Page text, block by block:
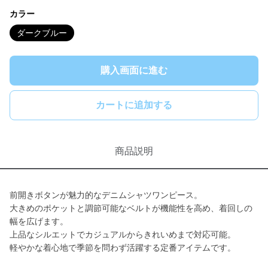
カラー
ダークブルー
購入画面に進む
カートに追加する
商品説明
前開きボタンが魅力的なデニムシャツワンピース。
大きめのポケットと調節可能なベルトが機能性を高め、着回しの
幅を広げます。
上品なシルエットでカジュアルからきれいめまで対応可能。
軽やかな着心地で季節を問わず活躍する定番アイテムです。